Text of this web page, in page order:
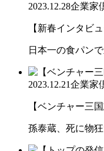
2023.12.28企業家
【新春インタビ
日本一の食パン
2023.12.21企業家
【ベンチャー三
孫泰蔵、死に物